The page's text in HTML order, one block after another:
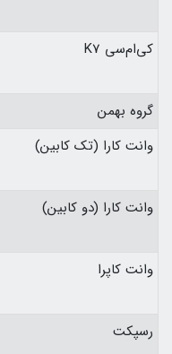
کی‌ام‌سی K7
گروه بهمن
وانت کارا (تک کابین)
وانت کارا (دو کابین)
وانت کاپرا
رسپکت